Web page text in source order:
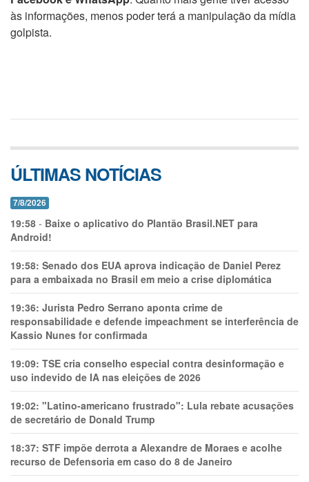
às informações, menos poder terá a manipulação da mídia
golpista.
ÚLTIMAS NOTÍCIAS
7/8/2026
19:58 - Baixe o aplicativo do Plantão Brasil.NET para
Android!
19:58: Senado dos EUA aprova indicação de Daniel Perez
para a embaixada no Brasil em meio a crise diplomática
19:36: Jurista Pedro Serrano aponta crime de
responsabilidade e defende impeachment se interferência de
Kassio Nunes for confirmada
19:09: TSE cria conselho especial contra desinformação e
uso indevido de IA nas eleições de 2026
19:02: "Latino-americano frustrado": Lula rebate acusações
de secretário de Donald Trump
18:37: STF impõe derrota a Alexandre de Moraes e acolhe
recurso de Defensoria em caso do 8 de Janeiro